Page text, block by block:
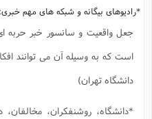
*رادیوهای بیگانه و شبکه های مهم خبری:
جعل واقعیت و سانسور خبر حربه
است که به وسیله آن می توانند
دانشگاه تهران)
*دانشگاه، روشنفکران،